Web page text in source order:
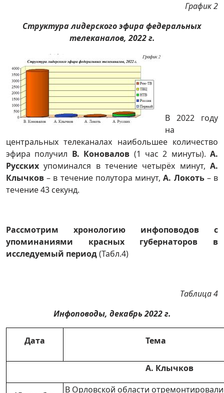
График 2
Структура лидерского эфира федеральных
телеканалов, 2022 г.
В 2022 году
на
центральных телеканалах наибольшее количество
эфира получил В. Коновалов (1 час 2 минуты). А.
Русских упоминался в течение четырёх минут, А.
Клычков– в течение полутора минут, А. Локоть– в
течение 43 секунд.
Рассмотрим хронологию инфоповодов с
упоминаниями красных губернаторов в
исследуемый период(Табл.4)
Таблица 4
Инфоповоды, декабрь 2022 г.
Дата Тема
А. Клычков
В Орловской области